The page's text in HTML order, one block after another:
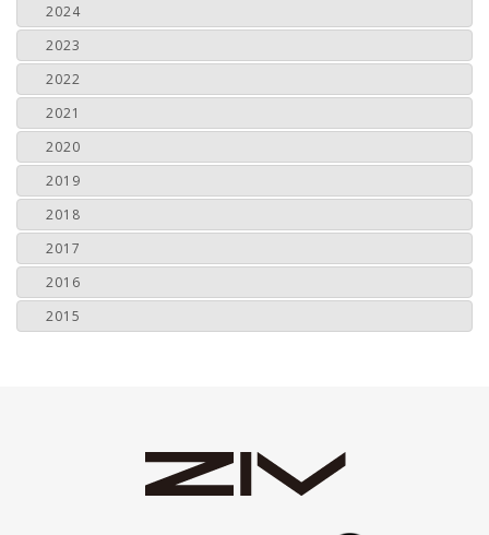
2024
2023
2022
2021
2020
2019
2018
2017
2016
2015